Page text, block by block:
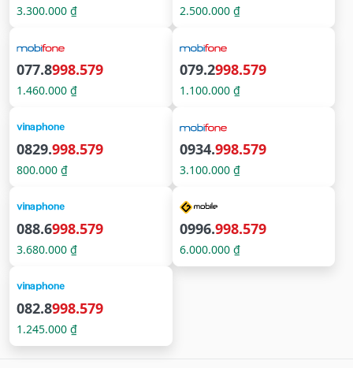
3.300.000 ₫ 2.500.000 ₫
077.8998.579
1.460.000 ₫
079.2998.579
1.100.000 ₫
0829.998.579
800.000 ₫
0934.998.579
3.100.000 ₫
088.6998.579
3.680.000 ₫
0996.998.579
6.000.000 ₫
082.8998.579
1.245.000 ₫